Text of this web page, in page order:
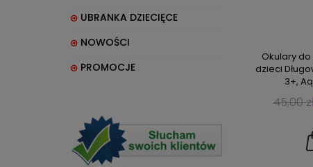
UBRANKA DZIECIĘCE
NOWOŚCI
PROMOCJE
Okulary do
dzieci
3+,
45,00